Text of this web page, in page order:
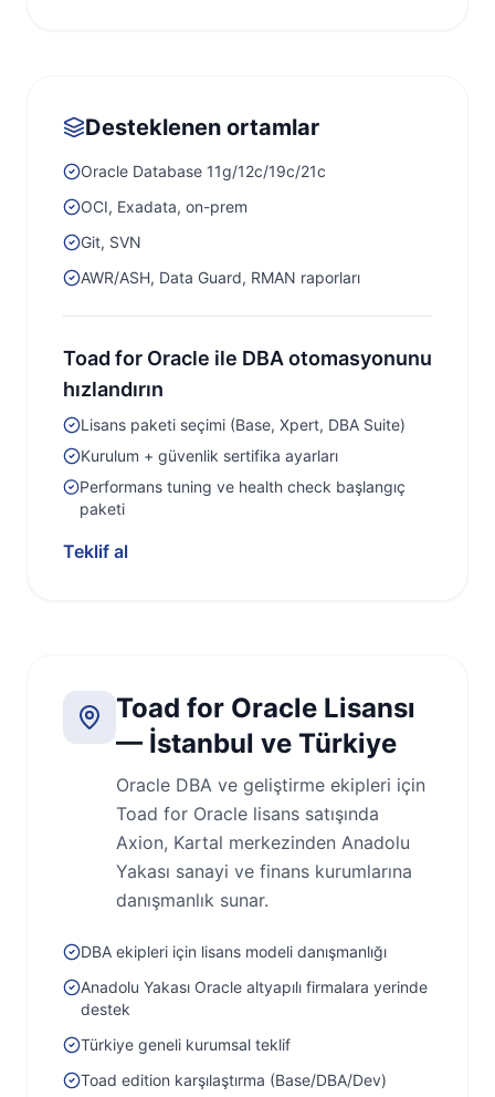
Desteklenen ortamlar
Oracle Database 11g/12c/19c/21c
OCI, Exadata, on-prem
Git, SVN
AWR/ASH, Data Guard, RMAN raporları
Toad for Oracle ile DBA otomasyonunu
hızlandırın
Lisans paketi seçimi (Base, Xpert, DBA Suite)
Kurulum + güvenlik sertifika ayarları
Performans tuning ve health check başlangıç
paketi
Teklif al
Toad for Oracle Lisansı
— İstanbul ve Türkiye
Oracle DBA ve geliştirme ekipleri için
Toad for Oracle lisans satışında
Axion, Kartal merkezinden Anadolu
Yakası sanayi ve finans kurumlarına
danışmanlık sunar.
DBA ekipleri için lisans modeli danışmanlığı
Anadolu Yakası Oracle altyapılı firmalara yerinde
destek
Türkiye geneli kurumsal teklif
Toad edition karşılaştırma (Base/DBA/Dev)